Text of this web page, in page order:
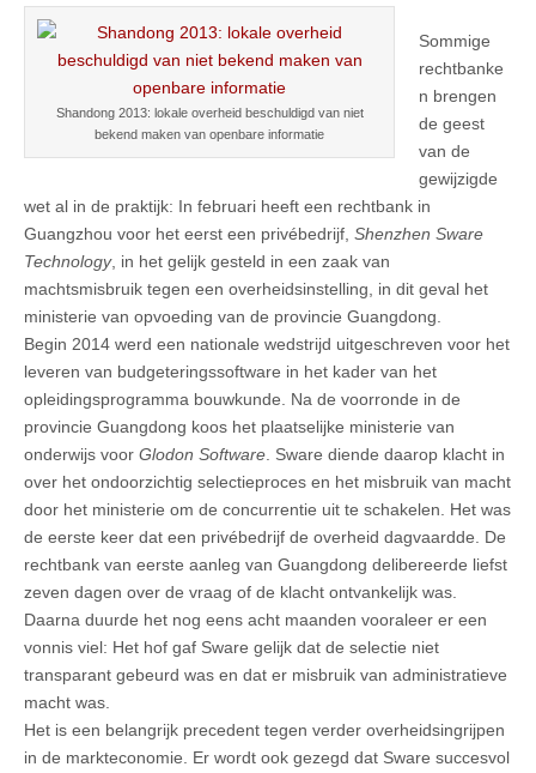
Shandong 2013: lokale overheid beschuldigd van niet
bekend maken van openbare informatie
Sommige
rechtbanke
n brengen
de geest
van de
gewijzigde
wet al in de praktijk: In februari heeft een rechtbank in
Guangzhou voor het eerst een privébedrijf, Shenzhen Sware
Technology, in het gelijk gesteld in een zaak van
machtsmisbruik tegen een overheidsinstelling, in dit geval het
ministerie van opvoeding van de provincie Guangdong.
Begin 2014 werd een nationale wedstrijd uitgeschreven voor het
leveren van budgeteringssoftware in het kader van het
opleidingsprogramma bouwkunde. Na de voorronde in de
provincie Guangdong koos het plaatselijke ministerie van
onderwijs voor Glodon Software. Sware diende daarop klacht in
over het ondoorzichtig selectieproces en het misbruik van macht
door het ministerie om de concurrentie uit te schakelen. Het was
de eerste keer dat een privébedrijf de overheid dagvaardde. De
rechtbank van eerste aanleg van Guangdong delibereerde liefst
zeven dagen over de vraag of de klacht ontvankelijk was.
Daarna duurde het nog eens acht maanden vooraleer er een
vonnis viel: Het hof gaf Sware gelijk dat de selectie niet
transparant gebeurd was en dat er misbruik van administratieve
macht was.
Het is een belangrijk precedent tegen verder overheidsingrijpen
in de markteconomie. Er wordt ook gezegd dat Sware succesvol